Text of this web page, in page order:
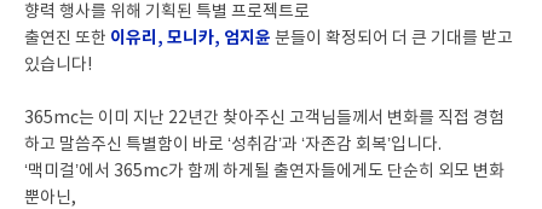
향력 행사를 위해 기획된 특별 프로젝트로
출연진 또한 이유리, 모니카, 엄지윤 분들이 확정되어 더 큰 기대를 받고
있습니다!
365mc는 이미 지난 22년간 찾아주신 고객님들께서 변화를 직접 경험
하고 말씀주신 특별함이 바로 ‘성취감’과 ‘자존감 회복’입니다.
‘맥미걸’에서 365mc가 함께 하게될 출연자들에게도 단순히 외모 변화
뿐아닌,